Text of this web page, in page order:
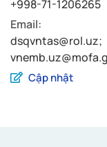
+998-71-1206265
Email:
dsqvntas@rol.uz;
Cập nhật